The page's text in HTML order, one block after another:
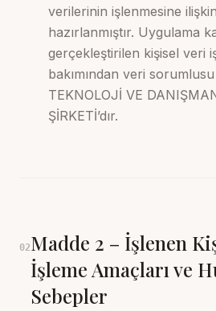
verilerinin işlenmesine
hazırlanmıştır. Uygulama
gerçekleştirilen kişisel veri
bakımından veri
TEKNOLOJİ VE
ŞİRKETİ’dır.
02Madde 2 – İşlenen
İşleme Amaçları ve
Sebepler